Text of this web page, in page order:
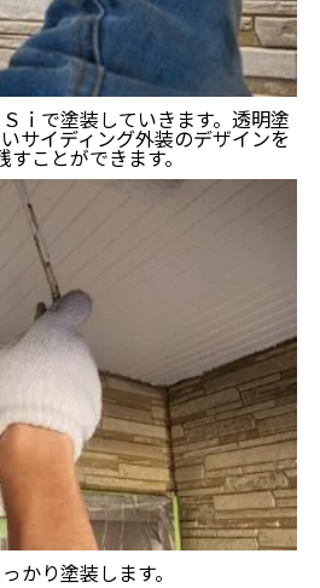
ｉで塗装していきます。透明塗
サイディング外装のデザインを
すことができます。
かり塗装します。